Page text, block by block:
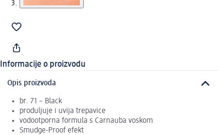
Informacije o proizvodu
Opis proizvoda
br. 71 – Black
produljuje i uvija trepavice
vodootporna formula s Carnauba voskom
Smudge-Proof efekt